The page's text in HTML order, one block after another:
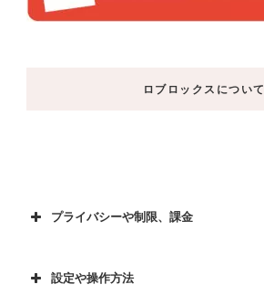
ロブロックスについて
プライバシーや制限、課金
設定や操作方法